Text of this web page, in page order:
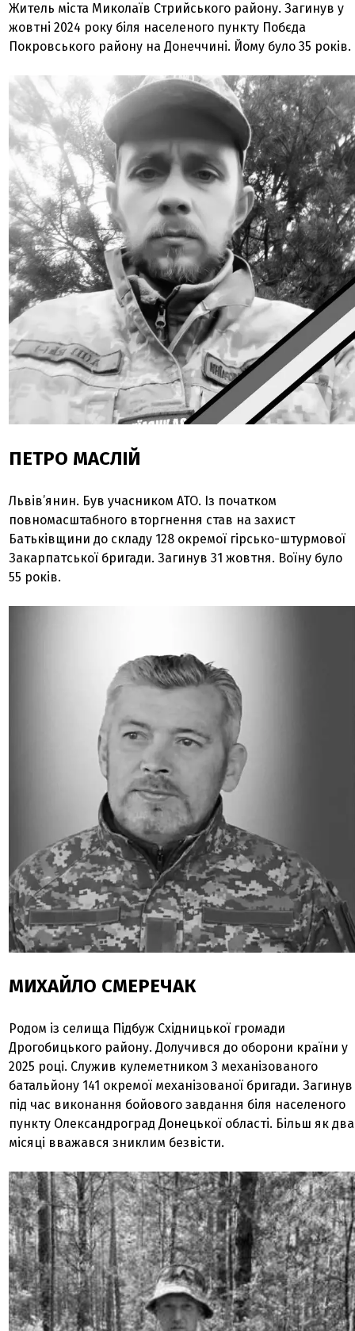
Житель міста Миколаїв Стрийського району. Загинув у
жовтні 2024 року біля населеного пункту Побєда
Покровського району на Донеччині. Йому було 35 років.
ПЕТРО МАСЛІЙ
Львів’янин. Був учасником АТО. Із початком
повномасштабного вторгнення став на захист
Батьківщини до складу 128 окремої гірсько-штурмової
Закарпатської бригади. Загинув 31 жовтня. Воїну було
55 років.
МИХАЙЛО СМЕРЕЧАК
Родом із селища Підбуж Східницької громади
Дрогобицького району. Долучився до оборони країни у
2025 році. Служив кулеметником 3 механізованого
батальйону 141 окремої механізованої бригади. Загинув
під час виконання бойового завдання біля населеного
пункту Олександроград Донецької області. Більш як два
місяці вважався зниклим безвісти.